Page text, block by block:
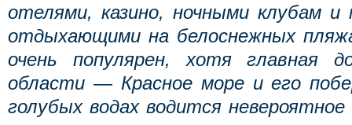
отелями, казино, ночными клубам
отдыхающими на белоснежных
очень популярен, хотя главная
области — Красное море и его
голубых водах водится